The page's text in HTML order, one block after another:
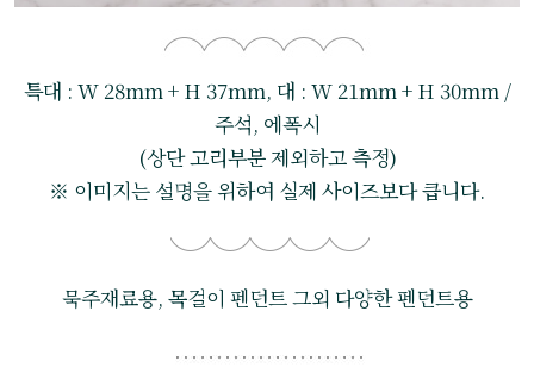
특대 : W 28mm + H 37mm, 대 : W 21mm + H 30mm /
주석, 에폭시
(상단 고리부분 제외하고 측정)
※ 이미지는 설명을 위하여 실제 사이즈보다 큽니다.
묵주재료용, 목걸이 펜던트 그외 다양한 펜던트용